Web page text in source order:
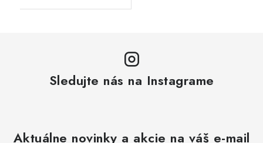
Sledujte nás na Instagrame
Aktuálne novinky a akcie na váš e-mail